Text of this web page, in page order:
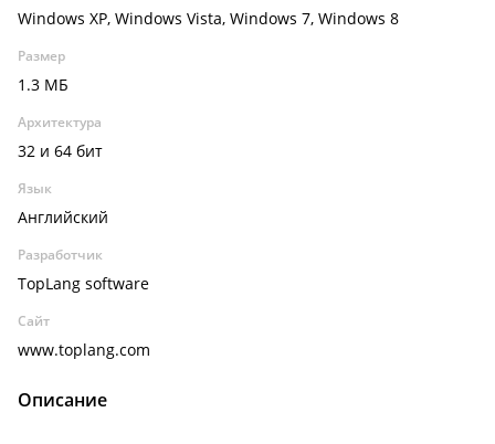
Windows XP, Windows Vista, Windows 7, Windows 8
Размер
1.3 МБ
Архитектура
32 и 64 бит
Язык
Английский
Разработчик
TopLang software
Сайт
www.toplang.com
Описание